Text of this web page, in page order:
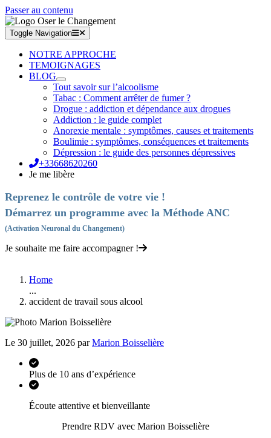
Passer au contenu
Toggle Navigation
NOTRE APPROCHE
TEMOIGNAGES
BLOG
Tout savoir sur l’alcoolisme
Tabac : Comment arrêter de fumer ?
Drogue : addiction et dépendance aux drogues
Addiction : le guide complet
Anorexie mentale : symptômes, causes et traitements
Boulimie : symptômes, conséquences et traitements
Dépression : le guide des personnes dépressives
+33668620260
Je me libère
Reprenez le contrôle de votre vie !
Démarrez un programme avec la Méthode ANC
(Activation Neuronal du Changement)
Je souhaite me faire accompagner !
Home
...
accident de travail sous alcool
Le 30 juillet, 2026 parMarion Boisselière
Plus de 10 ans d’expérience
Écoute attentive et bienveillante
Prendre RDV avec Marion Boisselière